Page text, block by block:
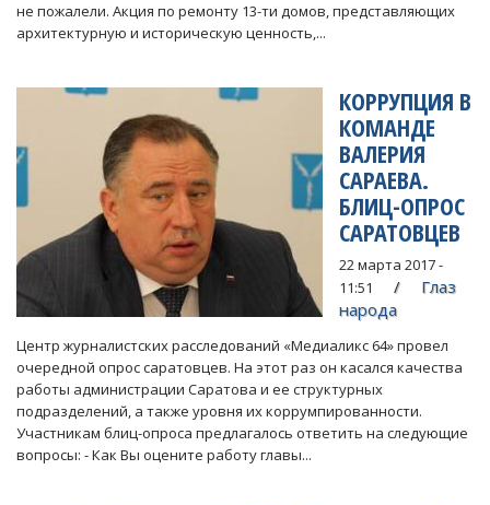
не пожалели. Акция по ремонту 13-ти домов, представляющих
архитектурную и историческую ценность,...
КОРРУПЦИЯ В
КОМАНДЕ
ВАЛЕРИЯ
САРАЕВА.
БЛИЦ-ОПРОС
САРАТОВЦЕВ
22 марта 2017 -
11:51
Глаз
народа
Центр журналистских расследований «Медиаликс 64» провел
очередной опрос саратовцев. На этот раз он касался качества
работы администрации Саратова и ее структурных
подразделений, а также уровня их коррумпированности.
Участникам блиц-опроса предлагалось ответить на следующие
вопросы: - Как Вы оцените работу главы...